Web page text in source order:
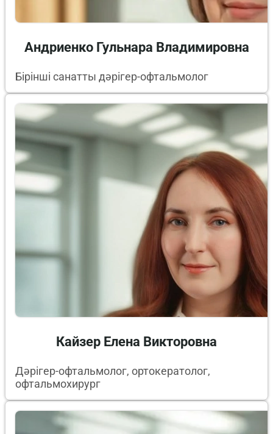
Андриенко Гульнара Владимировна
Бірінші санатты дәрігер-офтальмолог
Кайзер Елена Викторовна
Дәрігер-офтальмолог, ортокератолог,
офтальмохирург